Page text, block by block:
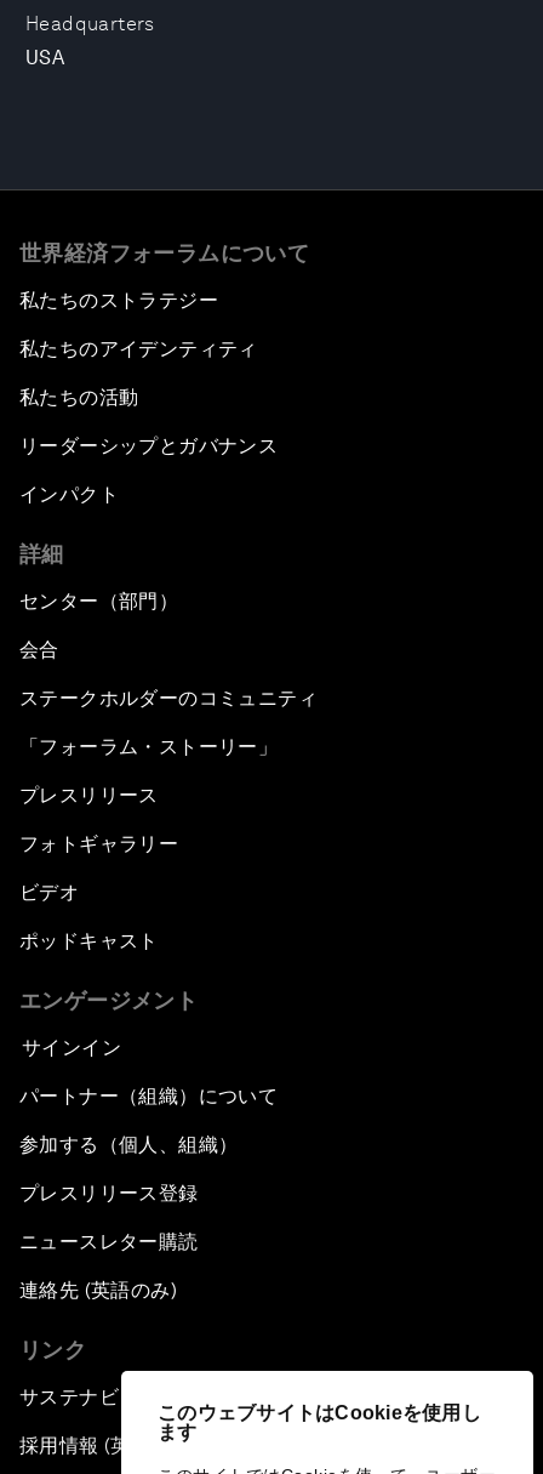
このウェブサイトはCookieを使用し
ます
Headquarters
USA
世界経済フォーラムについて
私たちのストラテジー
私たちのアイデンティティ
私たちの活動
リーダーシップとガバナンス
インパクト
詳細
センター（部門）
会合
ステークホルダーのコミュニティ
「フォーラム・ストーリー」
プレスリリース
フォトギャラリー
ビデオ
ポッドキャスト
エンゲージメント
サインイン
パートナー（組織）について
参加する（個人、組織）
プレスリリース登録
ニュースレター購読
連絡先 (英語のみ)
リンク
サステナビリティへの取り組み
採用情報 (英語のみ)